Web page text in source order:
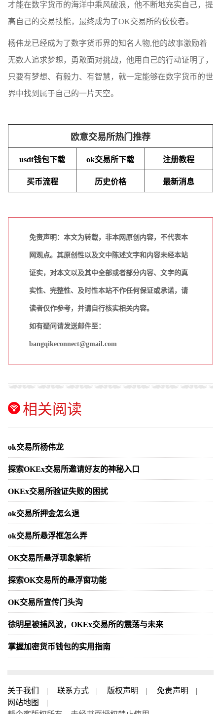
才能在数字货币的海洋中乘风破浪，他不断地充实自己，提
高自己的交易技能，最终成为了OK交易所的佼佼者。
杨伟龙已经成为了数字货币界的知名人物,他的故事激励着
无数人追求梦想，勇敢面对挑战，他用自己的行动证明了，
只要有梦想、有毅力、有智慧，就一定能够在数字货币的世
界中找到属于自己的一片天空。
欧意交易所热门推荐
usdt钱包下载 ok交易所下载 注册教程
买币流程 历史价格 最新消息
免责声明：本文为转载，非本网原创内容，不代表本
网观点。其原创性以及文中陈述文字和内容未经本站
证实，对本文以及其中全部或者部分内容、文字的真
实性、完整性、及时性本站不作任何保证或承诺，请
读者仅作参考，并请自行核实相关内容。
如有疑问请发送邮件至：
bangqikeconnect@gmail.com
相关阅读
ok交易所杨伟龙
探索OKEx交易所邀请好友的神秘入口
OKEx交易所验证失败的困扰
ok交易所押金怎么退
ok交易所悬浮框怎么弄
OK交易所悬浮现象解析
探索OK交易所的悬浮窗功能
OK交易所宣传门头沟
徐明星被捕风波，OKEx交易所的震荡与未来
掌握加密货币钱包的实用指南
关于我们 | 联系方式 | 版权声明 | 免责声明
|
网站地图
|